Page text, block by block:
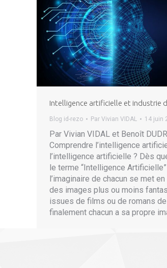
Intelligence artificielle et industrie
Blog id-rezo Par Vivian VIDAL 14 juin
Par Vivian VIDAL et Benoît
Comprendre l’intelligence
l’intelligence artificielle ? Dès
le terme “Intelligence
l’imaginaire de chacun se met
des images plus ou moins
issues de films ou de romans
finalement chacun a sa propre